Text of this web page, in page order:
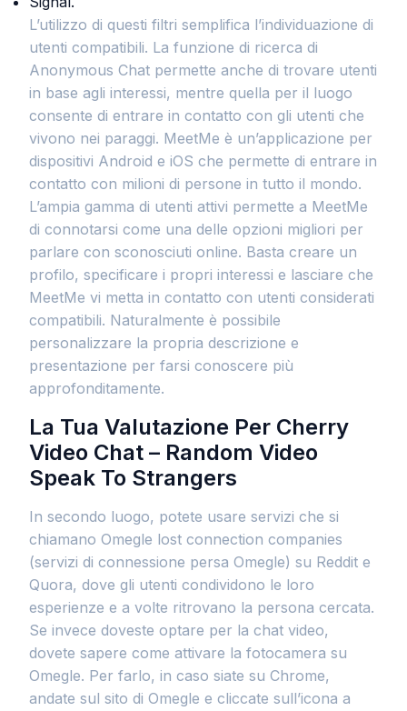
L’utilizzo di questi filtri semplifica l’individuazione di
utenti compatibili. La funzione di ricerca di
Anonymous Chat permette anche di trovare utenti
in base agli interessi, mentre quella per il luogo
consente di entrare in contatto con gli utenti che
vivono nei paraggi. MeetMe è un’applicazione per
dispositivi Android e iOS che permette di entrare in
contatto con milioni di persone in tutto il mondo.
L’ampia gamma di utenti attivi permette a MeetMe
di connotarsi come una delle opzioni migliori per
parlare con sconosciuti online. Basta creare un
profilo, specificare i propri interessi e lasciare che
MeetMe vi metta in contatto con utenti considerati
compatibili. Naturalmente è possibile
personalizzare la propria descrizione e
presentazione per farsi conoscere più
approfonditamente.
La Tua Valutazione Per Cherry
Video Chat – Random Video
Speak To Strangers
In secondo luogo, potete usare servizi che si
chiamano Omegle lost connection companies
(servizi di connessione persa Omegle) su Reddit e
Quora, dove gli utenti condividono le loro
esperienze e a volte ritrovano la persona cercata.
Se invece doveste optare per la chat video,
dovete sapere come attivare la fotocamera su
Omegle. Per farlo, in caso siate su Chrome,
andate sul sito di Omegle e cliccate sull’icona a